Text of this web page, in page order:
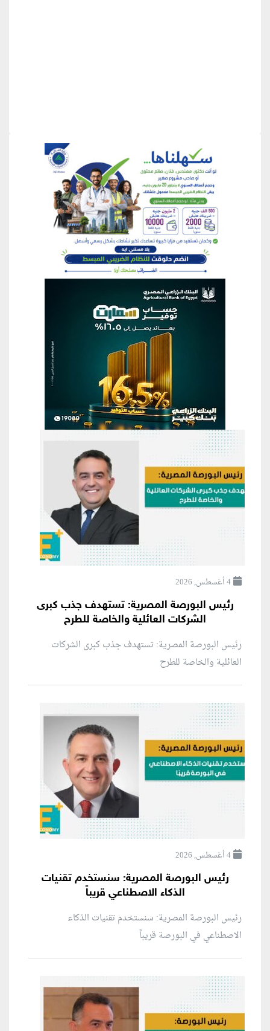
منطقة إعلانية
منطقة إعلانية
4 أغسطس, 2026
رئيس البورصة المصرية: تستهدف جذب كبرى
الشركات العائلية والخاصة للطرح
رئيس البورصة المصرية: تستهدف جذب كبرى الشركات
العائلية والخاصة للطرح
4 أغسطس, 2026
رئيس البورصة المصرية: سنستخدم تقنيات
الذكاء الاصطناعي قريباً
رئيس البورصة المصرية: سنستخدم تقنيات الذكاء
الاصطناعي في البورصة قريباً